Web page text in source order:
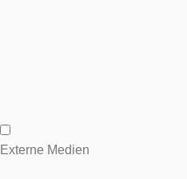
Analytische Cookies
Externe Medien